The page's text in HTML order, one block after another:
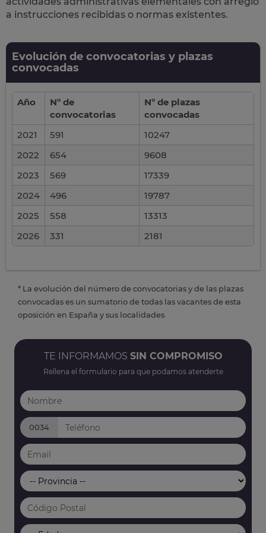
a instrucciones recibidas o normas existentes.
Evolución de convocatorias y plazas
convocadas
Año
Nº de
convocatorias
Nº de plazas
convocadas
2021
591
10247
2022
654
9608
2023
569
17339
2024
496
19787
2025
558
13313
2026
331 2181
* La evolución del número de convocatorias y de las plazas
convocadas es un sumatorio de todas las vacantes de esta
oposición en España y sus localidades
TE INFORMAMOS SIN COMPROMISO
Rellena el formulario para que podamos atenderte
0034